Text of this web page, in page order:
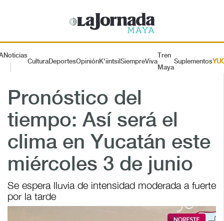
Noticias
CulturaDeportesOpiniónK'iintsil SiempreViva
Tren
Maya
Suplementos
Pronóstico del
tiempo: Así será el
clima en Yucatán este
miércoles 3 de junio
Se espera lluvia de intensidad moderada a fuerte
por la tarde